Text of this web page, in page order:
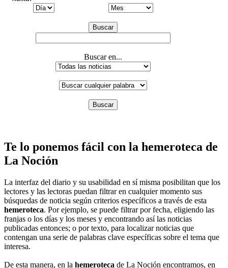
Buscar
Buscar en...
Buscar
Te lo ponemos fácil con la hemeroteca de
La Noción
La interfaz del diario y su usabilidad en sí misma posibilitan que los
lectores y las lectoras puedan filtrar en cualquier momento sus
búsquedas de noticia según criterios específicos a través de esta
hemeroteca. Por ejemplo, se puede filtrar por fecha, eligiendo las
franjas o los días y los meses y encontrando así las noticias
publicadas entonces; o por texto, para localizar noticias que
contengan una serie de palabras clave específicas sobre el tema que
interesa.
De esta manera, en la hemeroteca de La Noción encontramos, en